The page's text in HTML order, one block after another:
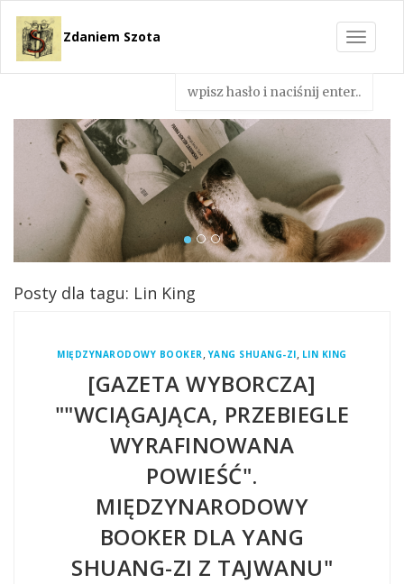
Toggle
Zdaniem Szota
Posty dla tagu: Lin King
MIĘDZYNARODOWY BOOKER,YANG SHUANG-ZI, LIN KING
[GAZETA WYBORCZA]
""WCIĄGAJĄCA, PRZEBIEGLE
WYRAFINOWANA
POWIEŚĆ".
MIĘDZYNARODOWY
BOOKER DLA YANG
SHUANG-ZI Z TAJWANU"